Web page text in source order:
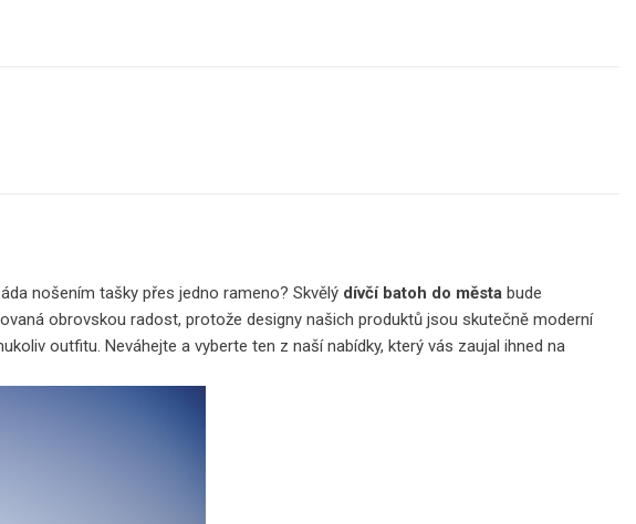
nošením tašky přes jedno rameno? Skvělý dívčí batoh do města bude
obrovskou radost, protože designy našich produktů jsou skutečně moderní
outfitu. Neváhejte a vyberte ten z naší nabídky, který vás zaujal ihned na